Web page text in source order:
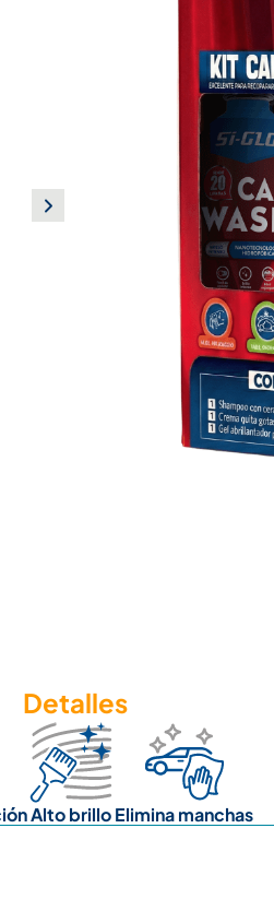
Crema quita gotas 300
Abrillantador para
Crema Quita gotas:
(cerámica y acero).
Abrillantador para
Usos principales:
Cuidado automotriz
Asesoría
Detalles
Alto brilloElimina manchas